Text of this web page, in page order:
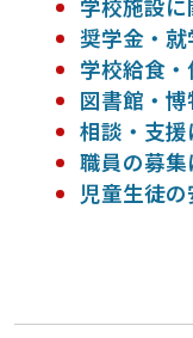
学校施設
奨学金・
学校給食
図書館・
相談・支援
職員の募集
児童生徒